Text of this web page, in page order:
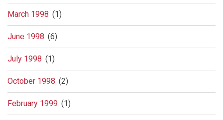
March 1998 (1)
June 1998 (6)
July 1998 (1)
October 1998 (2)
February 1999 (1)